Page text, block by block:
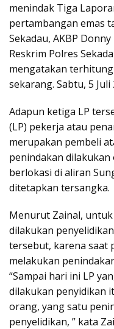
menindak Tiga
pertambangan emas
Sekadau, AKBP
Reskrim Polres
mengatakan
sekarang. Sabtu, 5 Juli
Adapun ketiga LP
(LP) pekerja atau
merupakan pembeli
penindakan dilakukan
berlokasi di aliran
ditetapkan tersangka.
Menurut Zainal,
dilakukan
tersebut, karena saat
melakukan
“Sampai hari ini LP
dilakukan penyidikan
orang, yang satu
penyelidikan, ” kata